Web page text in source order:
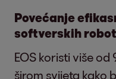
Povećanje
softverskih
EOS koristi više
širom svijeta kako